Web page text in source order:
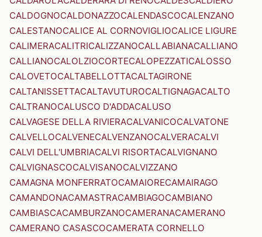
CALDOGNOCALDONAZZOCALENDASCOCALENZANO
CALESTANOCALICE AL CORNOVIGLIOCALICE LIGURE
CALIMERACALITRICALIZZANOCALLABIANACALLIANO
CALLIANOCALOLZIOCORTECALOPEZZATICALOSSO
CALOVETOCALTABELLOTTACALTAGIRONE
CALTANISSETTACALTAVUTUROCALTIGNAGACALTO
CALTRANOCALUSCO D'ADDACALUSO
CALVAGESE DELLA RIVIERACALVANICOCALVATONE
CALVELLOCALVENECALVENZANOCALVERACALVI
CALVI DELL'UMBRIACALVI RISORTACALVIGNANO
CALVIGNASCOCALVISANOCALVIZZANO
CAMAGNA MONFERRATOCAMAIORECAMAIRAGO
CAMANDONACAMASTRACAMBIAGOCAMBIANO
CAMBIASCACAMBURZANOCAMERANACAMERANO
CAMERANO CASASCOCAMERATA CORNELLO